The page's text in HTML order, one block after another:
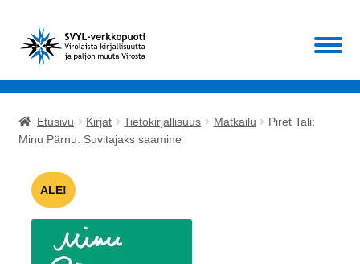
Siirry
navigointiin
Siirry
sisältöön
Valikko
Kirjat
Muut
Etusivu Kirjat Tietokirjallisuus Matkailu
Piret Tali:
Minu Pärnu. Suvitajaks saamine
ALE!